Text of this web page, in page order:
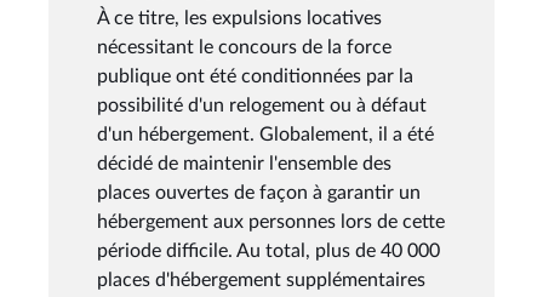
À ce titre, les expulsions locatives
nécessitant le concours de la force
publique ont été conditionnées par la
possibilité d'un relogement ou à défaut
d'un hébergement. Globalement, il a été
décidé de maintenir l'ensemble des
places ouvertes de façon à garantir un
hébergement aux personnes lors de cette
période difficile. Au total, plus de 40 000
places d'hébergement supplémentaires